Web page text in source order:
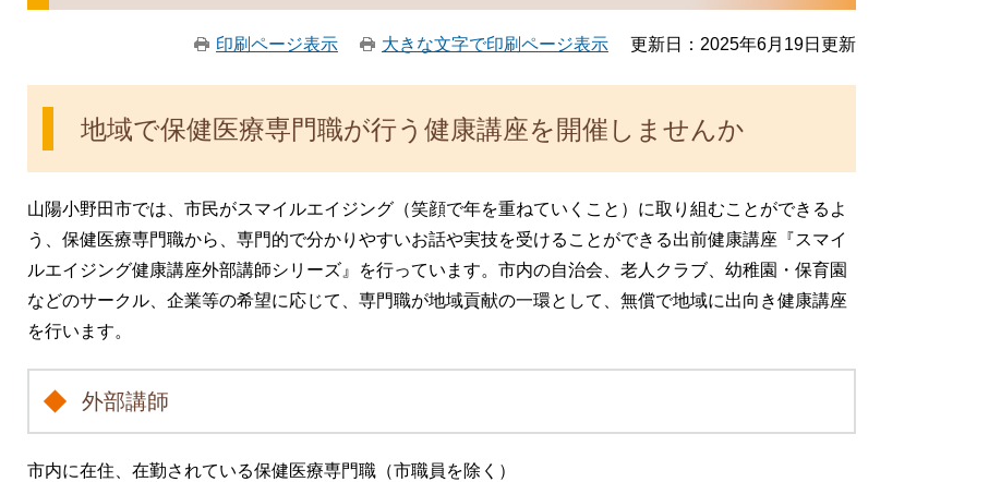
印刷ページ表示 大きな文字で印刷ページ表示 更新日：2025年6月19日更新
地域で保健医療専門職が行う健康講座を開催しませんか
山陽小野田市では、市民がスマイルエイジング（笑顔で年を重ねていくこと）に取り組むことができるよ
う、保健医療専門職から、専門的で分かりやすいお話や実技を受けることができる出前健康講座『スマイ
ルエイジング健康講座外部講師シリーズ』を行っています。市内の自治会、老人クラブ、幼稚園・保育園
などのサークル、企業等の希望に応じて、専門職が地域貢献の一環として、無償で地域に出向き健康講座
を行います。
外部講師
市内に在住、在勤されている保健医療専門職（市職員を除く）